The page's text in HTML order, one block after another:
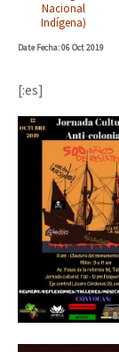
Nacional
Indígena)
DateFecha: 06 Oct 2019
[:es]